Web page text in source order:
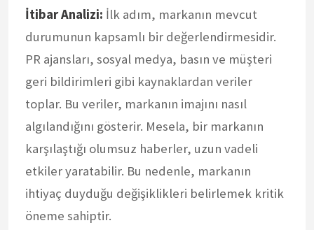
İtibar Analizi: İlk adım, markanın mevcut
durumunun kapsamlı bir değerlendirmesidir.
PR ajansları, sosyal medya, basın ve müşteri
geri bildirimleri gibi kaynaklardan veriler
toplar. Bu veriler, markanın imajını nasıl
algılandığını gösterir. Mesela, bir markanın
karşılaştığı olumsuz haberler, uzun vadeli
etkiler yaratabilir. Bu nedenle, markanın
ihtiyaç duyduğu değişiklikleri belirlemek kritik
öneme sahiptir.